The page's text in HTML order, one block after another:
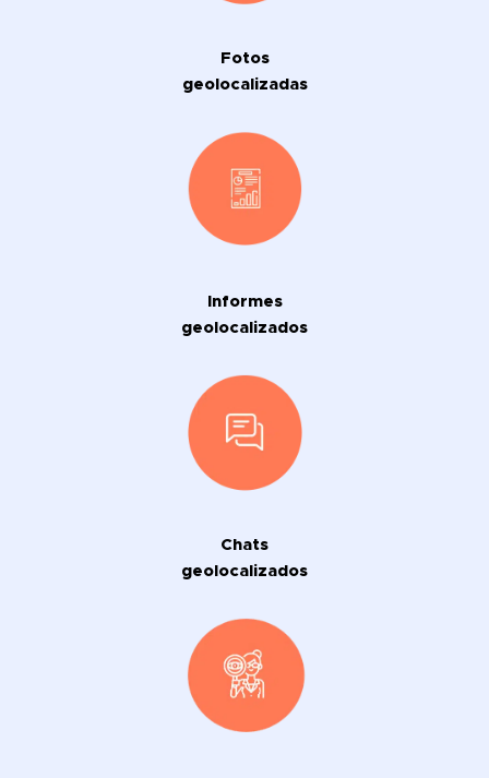
Fotos
geolocalizadas
Informes
geolocalizados
Chats
geolocalizados